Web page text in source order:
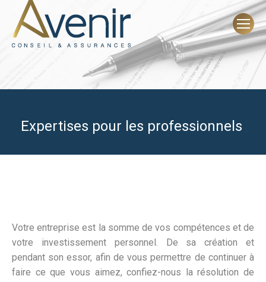
Expertises pour les professionnels
Votre entreprise est la somme de vos compétences et de
votre investissement personnel. De sa création et
pendant son essor, afin de vous permettre de continuer à
faire ce que vous aimez, confiez-nous la résolution de